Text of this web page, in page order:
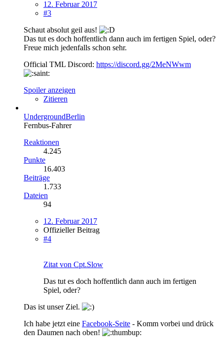
12. Februar 2017
#3
Schaut absolut geil aus!
Das tut es doch hoffentlich dann auch im fertigen Spiel, oder?
Freue mich jedenfalls schon sehr.
Official TML Discord: https://discord.gg/2MeNWwm
Spoiler anzeigen
Zitieren
UndergroundBerlin
Fernbus-Fahrer
Reaktionen
4.245
Punkte
16.403
Beiträge
1.733
Dateien
94
12. Februar 2017
Offizieller Beitrag
#4
Zitat von Cpt.Slow
Das tut es doch hoffentlich dann auch im fertigen
Spiel, oder?
Das ist unser Ziel.
Ich habe jetzt eine Facebook-Seite - Komm vorbei und drück
den Daumen nach oben!